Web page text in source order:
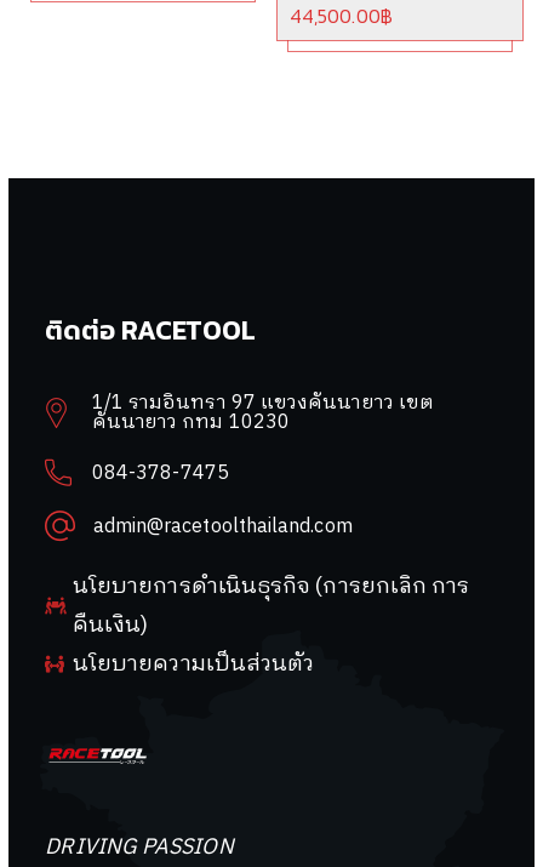
44,500.00฿
ติดต่อ RACETOOL
1/1 รามอินทรา 97 แขวงคันนายาว เขต
คันนายาว กทม 10230
084-378-7475
admin@racetoolthailand.com
นโยบายการดำเนินธุรกิจ (การยกเลิก การ
คืนเงิน)
นโยบายความเป็นส่วนตัว
DRIVING PASSION